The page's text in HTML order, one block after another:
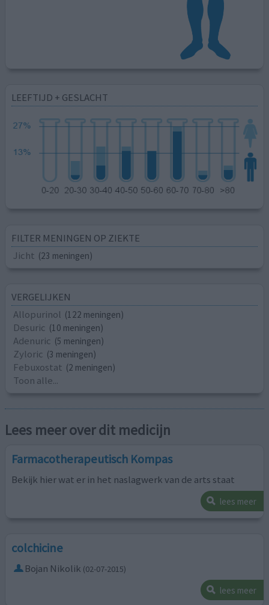
LEEFTIJD + GESLACHT
FILTER MENINGEN OP ZIEKTE
Jicht (23 meningen)
VERGELIJKEN
Allopurinol (122 meningen)
Desuric (10 meningen)
Adenuric (5 meningen)
Zyloric (3 meningen)
Febuxostat (2 meningen)
Toon alle...
Lees meer over dit medicijn
Farmacotherapeutisch Kompas
Bekijk hier wat er in het naslagwerk van de arts staat
lees meer
colchicine
Bojan Nikolik (02-07-2015)
lees meer